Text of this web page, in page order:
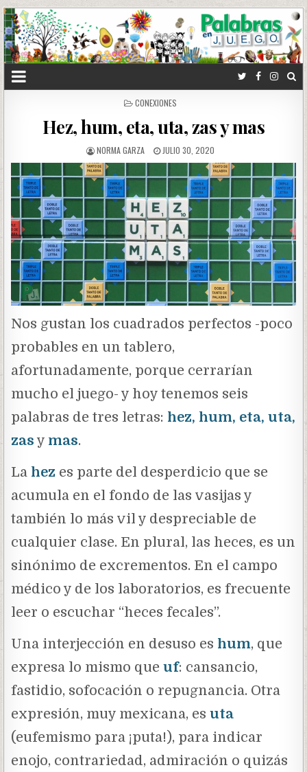
POSTED
CONEXIONES
Hez, hum, eta, uta, zas y mas
NORMA GARZA JULIO 30, 2020
Nos gustan los cuadrados perfectos -poco
probables en un tablero,
afortunadamente, porque cerrarían
mucho el juego- y hoy tenemos seis
palabras de tres letras: hez, hum, eta, uta,
zas y mas.
La hez es parte del desperdicio que se
acumula en el fondo de las vasijas y
también lo más vil y despreciable de
cualquier clase. En plural, las heces, es un
sinónimo de excrementos. En el campo
médico y de los laboratorios, es frecuente
leer o escuchar “heces fecales”.
Una interjección en desuso es hum, que
expresa lo mismo queuf: cansancio,
fastidio, sofocación o repugnancia. Otra
expresión, muy mexicana, esuta
(eufemismo para ¡puta!), para indicar
enojo, contrariedad, admiración o quizás